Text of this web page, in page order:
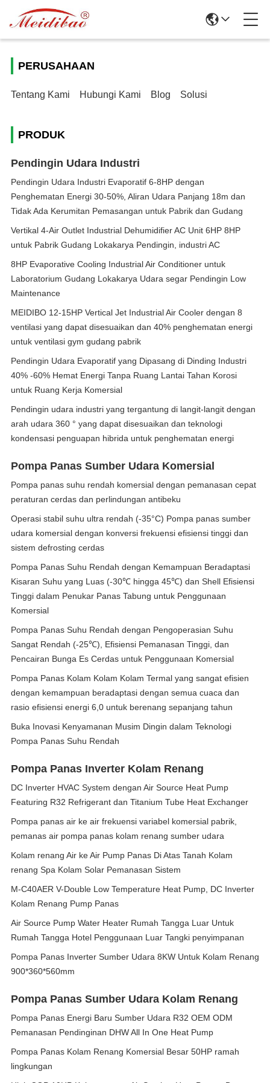
PERUSAHAAN
Tentang Kami Hubungi Kami Blog Solusi
PRODUK
Pendingin Udara Industri
Pendingin Udara Industri Evaporatif 6-8HP dengan
Penghematan Energi 30-50%, Aliran Udara Panjang 18m dan
Tidak Ada Kerumitan Pemasangan untuk Pabrik dan Gudang
Vertikal 4-Air Outlet Industrial Dehumidifier AC Unit 6HP 8HP
untuk Pabrik Gudang Lokakarya Pendingin, industri AC
8HP Evaporative Cooling Industrial Air Conditioner untuk
Laboratorium Gudang Lokakarya Udara segar Pendingin Low
Maintenance
MEIDIBO 12-15HP Vertical Jet Industrial Air Cooler dengan 8
ventilasi yang dapat disesuaikan dan 40% penghematan energi
untuk ventilasi gym gudang pabrik
Pendingin Udara Evaporatif yang Dipasang di Dinding Industri
40% -60% Hemat Energi Tanpa Ruang Lantai Tahan Korosi
untuk Ruang Kerja Komersial
Pendingin udara industri yang tergantung di langit-langit dengan
arah udara 360 ° yang dapat disesuaikan dan teknologi
kondensasi penguapan hibrida untuk penghematan energi
Pompa Panas Sumber Udara Komersial
Pompa panas suhu rendah komersial dengan pemanasan cepat
peraturan cerdas dan perlindungan antibeku
Operasi stabil suhu ultra rendah (-35°C) Pompa panas sumber
udara komersial dengan konversi frekuensi efisiensi tinggi dan
sistem defrosting cerdas
Pompa Panas Suhu Rendah dengan Kemampuan Beradaptasi
Kisaran Suhu yang Luas (-30℃ hingga 45℃) dan Shell Efisiensi
Tinggi dalam Penukar Panas Tabung untuk Penggunaan
Komersial
Pompa Panas Suhu Rendah dengan Pengoperasian Suhu
Sangat Rendah (-25℃), Efisiensi Pemanasan Tinggi, dan
Pencairan Bunga Es Cerdas untuk Penggunaan Komersial
Pompa Panas Kolam Kolam Kolam Termal yang sangat efisien
dengan kemampuan beradaptasi dengan semua cuaca dan
rasio efisiensi energi 6,0 untuk berenang sepanjang tahun
Buka Inovasi Kenyamanan Musim Dingin dalam Teknologi
Pompa Panas Suhu Rendah
Pompa Panas Inverter Kolam Renang
DC Inverter HVAC System dengan Air Source Heat Pump
Featuring R32 Refrigerant dan Titanium Tube Heat Exchanger
Pompa panas air ke air frekuensi variabel komersial pabrik,
pemanas air pompa panas kolam renang sumber udara
Kolam renang Air ke Air Pump Panas Di Atas Tanah Kolam
renang Spa Kolam Solar Pemanasan Sistem
M-C40AER V-Double Low Temperature Heat Pump, DC Inverter
Kolam Renang Pump Panas
Air Source Pump Water Heater Rumah Tangga Luar Untuk
Rumah Tangga Hotel Penggunaan Luar Tangki penyimpanan
Pompa Panas Inverter Sumber Udara 8KW Untuk Kolam Renang
900*360*560mm
Pompa Panas Sumber Udara Kolam Renang
Pompa Panas Energi Baru Sumber Udara R32 OEM ODM
Pemanasan Pendinginan DHW All In One Heat Pump
Pompa Panas Kolam Renang Komersial Besar 50HP ramah
lingkungan